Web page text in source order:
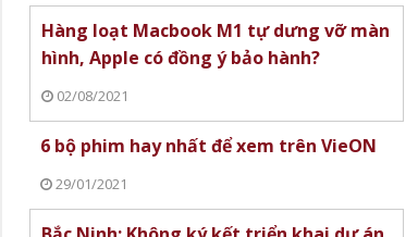
Hàng loạt Macbook M1 tự dưng vỡ màn
hình, Apple có đồng ý bảo hành?
02/08/2021
6 bộ phim hay nhất để xem trên VieON
29/01/2021